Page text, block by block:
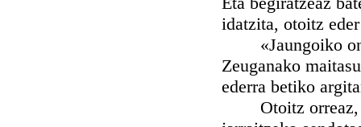
idatzita, otoitz
«Jaungoiko
Zeuganako
ederra betiko
Otoitz orreaz,